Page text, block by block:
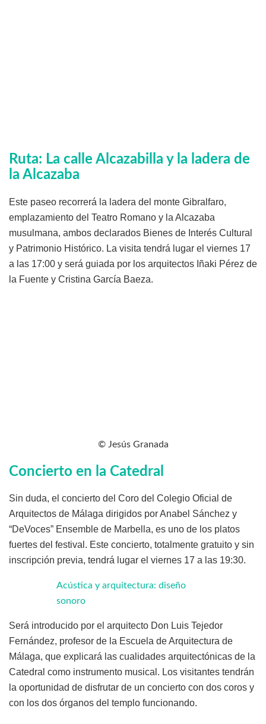
Ruta: La calle Alcazabilla y la ladera de
la Alcazaba
Este paseo recorrerá la ladera del monte Gibralfaro,
emplazamiento del Teatro Romano y la Alcazaba
musulmana, ambos declarados Bienes de Interés Cultural
y Patrimonio Histórico. La visita tendrá lugar el viernes 17
a las 17:00 y será guiada por los arquitectos Iñaki Pérez de
la Fuente y Cristina García Baeza.
© Jesús Granada
Concierto en la Catedral
Sin duda, el concierto del Coro del Colegio Oficial de
Arquitectos de Málaga dirigidos por Anabel Sánchez y
“DeVoces” Ensemble de Marbella, es uno de los platos
fuertes del festival. Este concierto, totalmente gratuito y sin
inscripción previa, tendrá lugar el viernes 17 a las 19:30.
Acústica y arquitectura: diseño
sonoro
Será introducido por el arquitecto Don Luis Tejedor
Fernández, profesor de la Escuela de Arquitectura de
Málaga, que explicará las cualidades arquitectónicas de la
Catedral como instrumento musical. Los visitantes tendrán
la oportunidad de disfrutar de un concierto con dos coros y
con los dos órganos del templo funcionando.